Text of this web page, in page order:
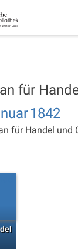
für
1842
für Handel und